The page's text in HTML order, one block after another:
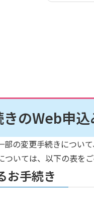
のWeb申込
の変更手続きについ
いては、以下の表をご
お手続き